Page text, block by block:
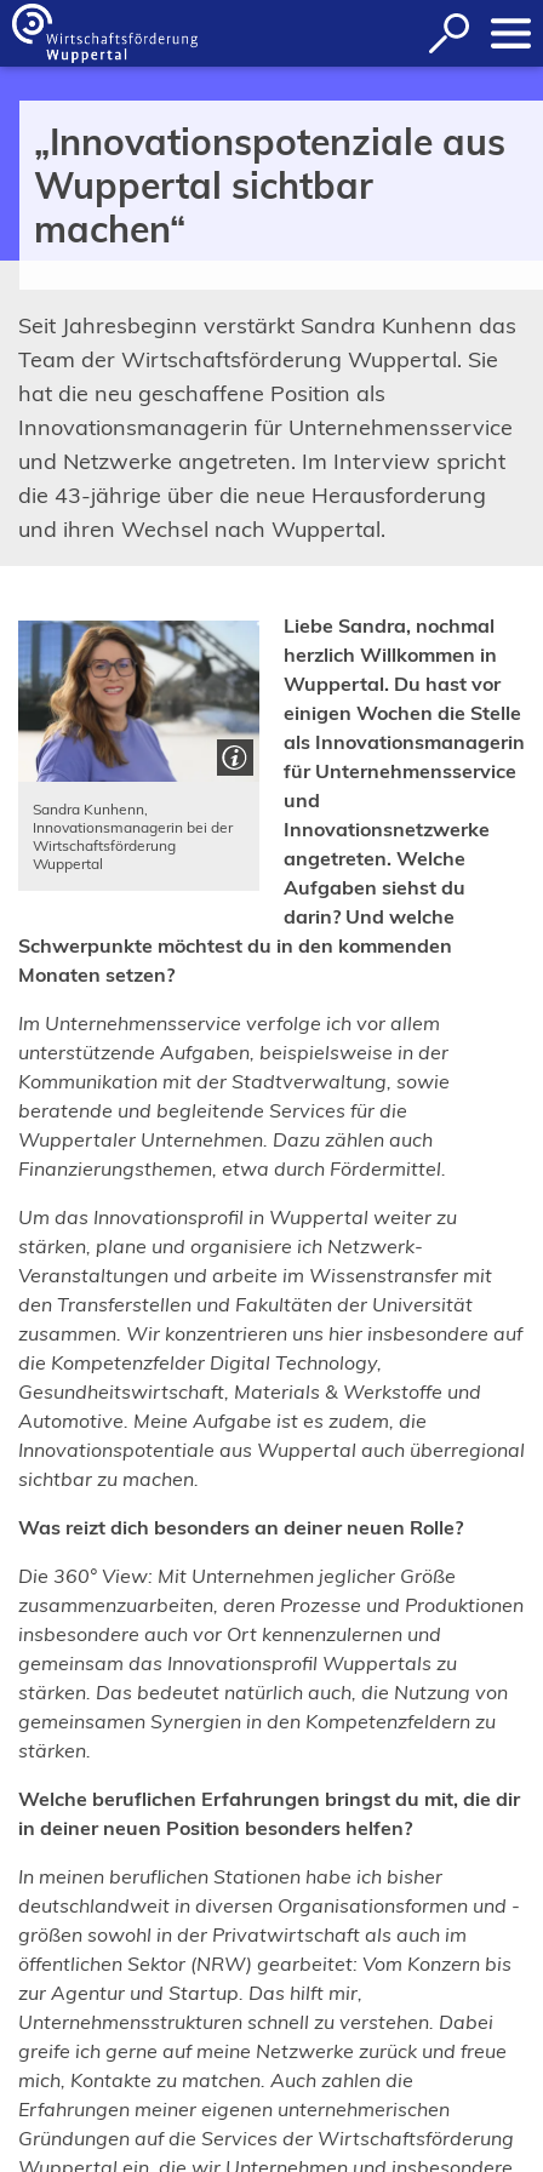
Inhalt anspringen
Suche
öffnen
„Innovationspotenziale aus
Wuppertal sichtbar
machen“
Seit Jahresbeginn verstärkt Sandra Kunhenn das
Team der Wirtschaftsförderung Wuppertal. Sie
hat die neu geschaffene Position als
Innovationsmanagerin für Unternehmensservice
und Netzwerke angetreten. Im Interview spricht
die 43-jährige über die neue Herausforderung
und ihren Wechsel nach Wuppertal.
Sandra Kunhenn,
Innovationsmanagerin bei der
Wirtschaftsförderung
Wuppertal
Liebe Sandra, nochmal
herzlich Willkommen in
Wuppertal. Du hast vor
einigen Wochen die Stelle
als Innovationsmanagerin
für Unternehmensservice
und
Innovationsnetzwerke
angetreten. Welche
Aufgaben siehst du
darin? Und welche
Schwerpunkte möchtest du in den kommenden
Monaten setzen?
Im Unternehmensservice verfolge ich vor allem
unterstützende Aufgaben, beispielsweise in der
Kommunikation mit der Stadtverwaltung, sowie
beratende und begleitende Services für die
Wuppertaler Unternehmen. Dazu zählen auch
Finanzierungsthemen, etwa durch Fördermittel.
Um das Innovationsprofil in Wuppertal weiter zu
stärken, plane und organisiere ich Netzwerk-
Veranstaltungen und arbeite im Wissenstransfer mit
den Transferstellen und Fakultäten der Universität
zusammen. Wir konzentrieren uns hier insbesondere auf
die Kompetenzfelder Digital Technology,
Gesundheitswirtschaft, Materials & Werkstoffe und
Automotive. Meine Aufgabe ist es zudem, die
Innovationspotentiale aus Wuppertal auch überregional
sichtbar zu machen.
Was reizt dich besonders an deiner neuen Rolle?
Die 360° View: Mit Unternehmen jeglicher Größe
zusammenzuarbeiten, deren Prozesse und Produktionen
insbesondere auch vor Ort kennenzulernen und
gemeinsam das Innovationsprofil Wuppertals zu
stärken. Das bedeutet natürlich auch, die Nutzung von
gemeinsamen Synergien in den Kompetenzfeldern zu
stärken.
Welche beruflichen Erfahrungen bringst du mit, die dir
in deiner neuen Position besonders helfen?
In meinen beruflichen Stationen habe ich bisher
deutschlandweit in diversen Organisationsformen und -
größen sowohl in der Privatwirtschaft als auch im
öffentlichen Sektor (NRW) gearbeitet: Vom Konzern bis
zur Agentur und Startup. Das hilft mir,
Unternehmensstrukturen schnell zu verstehen. Dabei
greife ich gerne auf meine Netzwerke zurück und freue
mich, Kontakte zu matchen. Auch zahlen die
Erfahrungen meiner eigenen unternehmerischen
Gründungen auf die Services der Wirtschaftsförderung
Wuppertal ein, die wir Unternehmen und insbesondere